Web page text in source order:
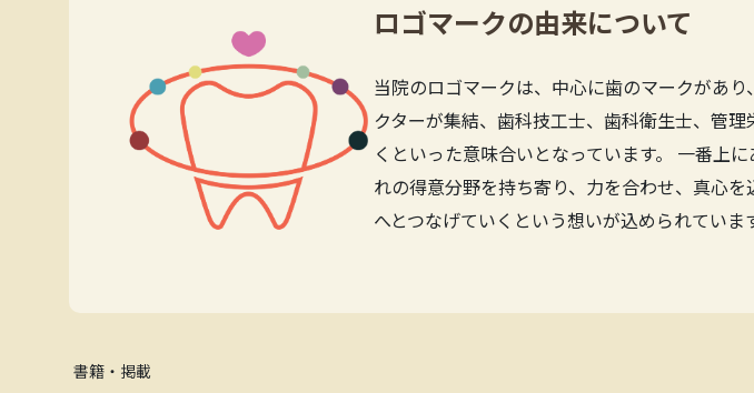
ロゴマークの由来について
当院のロゴマークは、中心に歯のマークがあ
クターが集結、歯科技工士、歯科衛生士、管
くといった意味合いとなっています。 一番上
れの得意分野を持ち寄り、力を合わせ、真心
へとつなげていくという想いが込められていま
書籍・掲載